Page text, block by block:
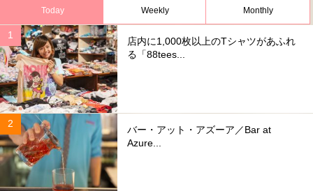
Today Weekly Monthly
店内に1,000枚以上のTシャツがあふれ
る「88tees...
バー・アット・アズーア／Bar at
Azure...